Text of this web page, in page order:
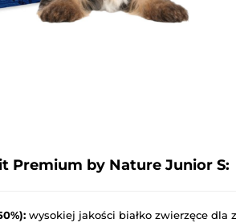
Premium by Nature Junior S:
wysokiej jakości białko zwierzęce dla